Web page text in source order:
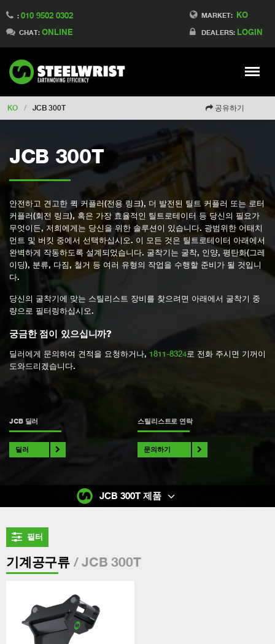
MARKET: KO
DEALERS: LOGIN
: 010 9502 0302
CHAT: ONLINE
Meny
Switch to Finland
Switch to Denmark
Switch to China
Switch to Australia
Change market
KO / JCB 300T 공유하기
JCB 300T
안전하고 견고한 퀵 커플러(전용 링크), 더 발전된 틸트 커플러 또는 로터
커플러(회전 링크), 혹은 가장 효율적인 틸트로테이터 등 당신의 필요가
무엇이든, 저희에게는 당신을 위한 솔루션이 있습니다. 광범위한 어태치
먼트 및 버킷 중에서 선택하십시오. 이 모든 것은 틸트로테이터 아래에서
완벽하게 작동하도록 설계되었습니다. 굴착기는 굴착, 인양, 평탄화(그레
이딩), 분류, 다짐, 철거 등 여러 유형의 작업을 수행할 준비가 될 것입니
다.
당신의 굴착기에 맞는 스틸리스트 장비를 찾으려면 아래에서 굴착기 중
량으로 필터링하십시오.
궁금한 점이 있으십니까?
딜러에게 문의하여 견적을 요청하거나, 1811-8324로 전화 주시면 기꺼이
도와드리겠습니다.
JCB 딜러
딜러
스틸리스트로 연락
문의하기
필터
기계공구류/ JCB 300T
JCB 300T 제품